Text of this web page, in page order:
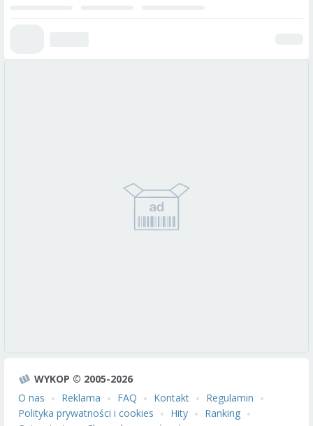
WYKOP © 2005-2026
O nas
Reklama FAQ Kontakt
Regulamin
Polityka prywatności i cookies
Hity
Ranking